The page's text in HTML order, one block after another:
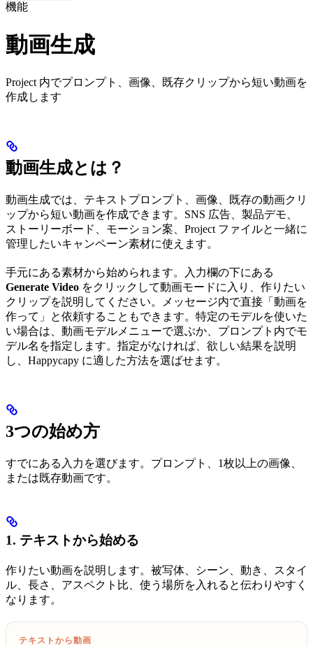
機能
動画生成
Project 内でプロンプト、画像、既存クリップから短い動画を
作成します
動画生成とは？
動画生成では、テキストプロンプト、画像、既存の動画クリ
ップから短い動画を作成できます。SNS 広告、製品デモ、
ストーリーボード、モーション案、Project ファイルと一緒に
管理したいキャンペーン素材に使えます。
手元にある素材から始められます。入力欄の下にある
Generate Video をクリックして動画モードに入り、作りたい
クリップを説明してください。メッセージ内で直接「動画を
作って」と依頼することもできます。特定のモデルを使いた
い場合は、動画モデルメニューで選ぶか、プロンプト内でモ
デル名を指定します。指定がなければ、欲しい結果を説明
し、Happycapy に適した方法を選ばせます。
3つの始め方
すでにある入力を選びます。プロンプト、1枚以上の画像、
または既存動画です。
1. テキストから始める
作りたい動画を説明します。被写体、シーン、動き、スタイ
ル、長さ、アスペクト比、使う場所を入れると伝わりやすく
なります。
テキストから動画